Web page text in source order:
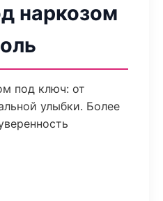
наркозом
под ключ: от
улыбки. Более